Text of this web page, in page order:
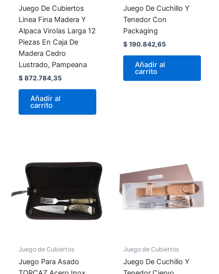
Juego De Cubiertos
Linea Fina Madera Y
Alpaca Virolas Larga 12
Piezas En Caja De
Madera Cedro
Lustrado, Pampeana
$ 872.784,35
Añadir al
carrito
Juego De Cuchillo Y
Tenedor Con
Packaging
$ 190.842,65
Añadir al
carrito
Juego de Cubiertos
Juego Para Asado
Juego de Cubiertos
Juego De Cuchillo Y